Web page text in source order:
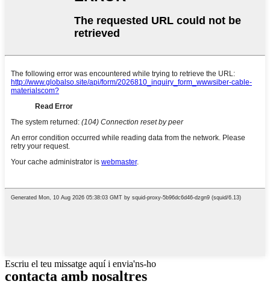
Escriu el teu missatge aquí i envia'ns-ho
contacta amb nosaltres